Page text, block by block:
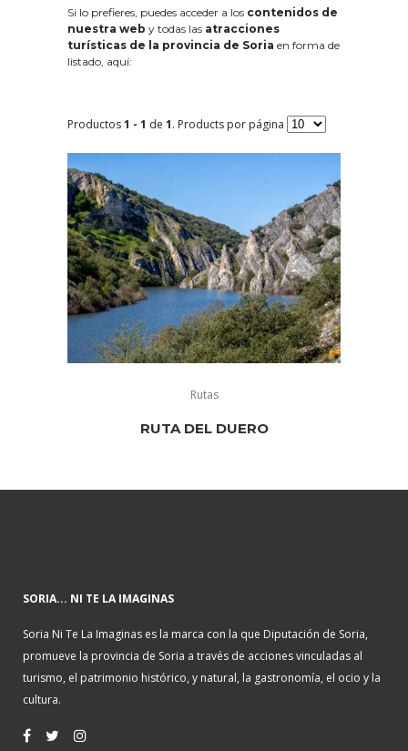
Si lo prefieres, puedes acceder a los contenidos de
nuestra web y todas las atracciones
turísticas de la provincia de Soria en forma de
listado, aquí:
Productos1 - 1 de 1. Products por página
Rutas
RUTA DEL DUERO
SORIA... NI TE LA IMAGINAS
Soria Ni Te La Imaginas es la marca con la que Diputación de Soria,
promueve la provincia de Soria a través de acciones vinculadas al
turismo, el patrimonio histórico, y natural, la gastronomía, el ocio y la
cultura.